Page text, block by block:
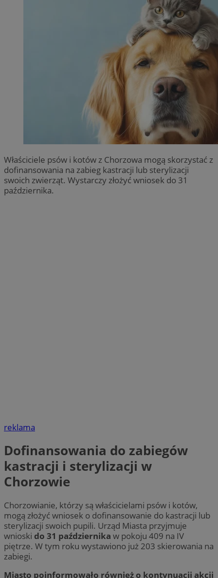
Właściciele psów i kotów z Chorzowa mogą skorzystać z
dofinansowania na zabieg kastracji lub sterylizacji
swoich zwierząt. Wystarczy złożyć wniosek do 31
października.
reklama
Dofinansowania do zabiegów
kastracji i sterylizacji w
Chorzowie
Chorzowianie, którzy są właścicielami psów i kotów,
mogą złożyć wniosek o dofinansowanie do kastracji lub
sterylizacji swoich pupili. Urząd Miasta przyjmuje
wnioski do 31 października w pokoju 409 na IV
piętrze. W tym roku wystawiono już 203 skierowania na
zabiegi.
Miasto poinformowało również o kontynuacji akcji